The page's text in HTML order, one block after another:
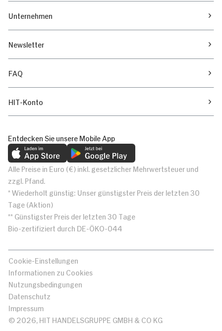
Unternehmen
Newsletter
FAQ
HIT-Konto
Entdecken Sie unsere Mobile App
Alle Preise in Euro (€) inkl. gesetzlicher Mehrwertsteuer und
zzgl. Pfand.
* Wiederholt günstig: Unser günstigster Preis der letzten 30
Tage (Aktion)
** Günstigster Preis der letzten 30 Tage
Bio-zertifiziert durch DE-ÖKO-044
Cookie-Einstellungen
Informationen zu Cookies
Nutzungsbedingungen
Datenschutz
Impressum
© 2026, HIT HANDELSGRUPPE GMBH & CO KG